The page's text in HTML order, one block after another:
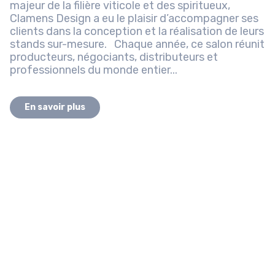
majeur de la filière viticole et des spiritueux,
Clamens Design a eu le plaisir d’accompagner ses
clients dans la conception et la réalisation de leurs
stands sur-mesure. Chaque année, ce salon réunit
producteurs, négociants, distributeurs et
professionnels du monde entier...
En savoir plus